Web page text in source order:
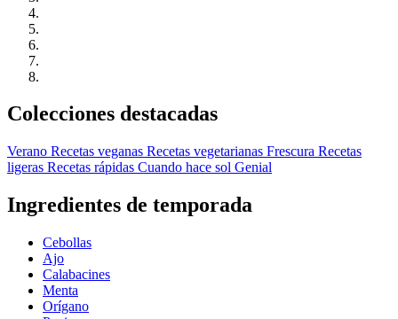
Colecciones destacadas
Verano Recetas veganas Recetas vegetarianas Frescura Recetas
ligeras Recetas rápidas Cuando hace sol Genial
Ingredientes de temporada
Cebollas
Ajo
Calabacines
Menta
Orígano